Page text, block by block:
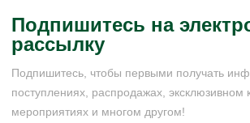
Подпишитесь на
рассылку
Подпишитесь, чтобы первыми получать
поступлениях, распродажах, эксклюзивном
мероприятиях и многом другом!